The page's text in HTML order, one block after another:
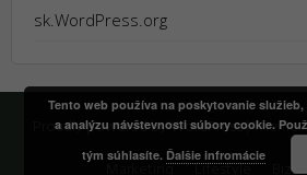
sk.WordPress.org
Proudly powered by WordPress|Theme:
Marketing
Lifestyle
Tento web používa na poskytovanie
a analýzu návštevnosti súbory cookie.
tým súhlasíte. Ďalšie infromácie